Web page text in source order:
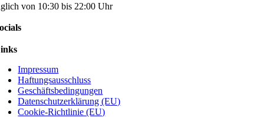
von 10:30 bis 22:00 Uhr
Impressum
Haftungsausschluss
Geschäftsbedingungen
Datenschutzerklärung (EU)
Cookie-Richtlinie (EU)